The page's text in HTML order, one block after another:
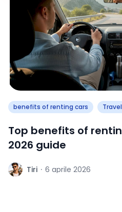
benefits of renting cars
Top benefits of
2026 guide
T Tiri · 6 aprile 2026